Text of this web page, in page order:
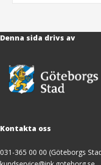
Denna sida drivs av
Kontakta oss
031-365 00 00 (Göteborgs